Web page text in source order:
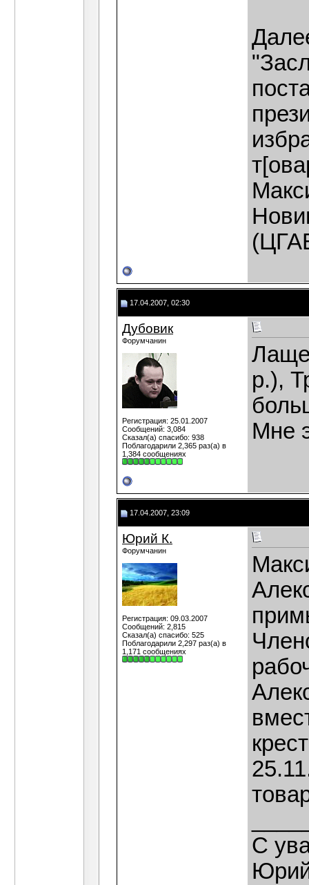
17.04.2007, 02:30
Дубовик
Форумчанин
Регистрация: 25.01.2007
Сообщений: 3,084
Сказал(а) спасибо: 938
Поблагодарили 2,365 раз(а) в
1,384 сообщениях
р.),
Мне
17.04.2007, 23:09
Юрий К.
Форумчанин
Регистрация: 09.03.2007
Сообщений: 2,815
Сказал(а) спасибо: 525
Поблагодарили 2,297 раз(а) в
1,171 сообщениях
С